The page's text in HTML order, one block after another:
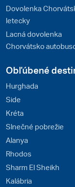
Dovolenka
letecky
Lacná dovolenka
Chorvátsko
Obľúbené
Hurghada
Side
Kréta
Slnečné pobrežie
Alanya
Rhodos
Sharm El Sheikh
Kalábria